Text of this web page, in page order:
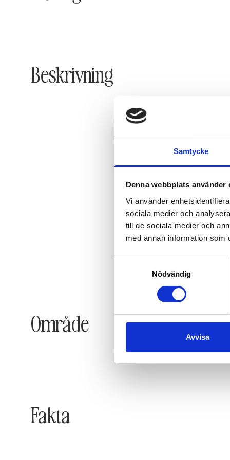
Samtycke
Denna webbplats använder
Vi använder
sociala medier och
till de sociala medier och
med annan information som
Nödvändig
Avvisa
Beskrivning
Område
Fakta